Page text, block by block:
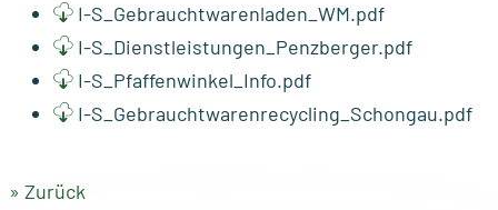
I-S_Gebrauchtwarenladen_WM.pdf
I-S_Dienstleistungen_Penzberger.pdf
I-S_Pfaffenwinkel_Info.pdf
I-S_Gebrauchtwarenrecycling_Schongau.pdf
» Zurück